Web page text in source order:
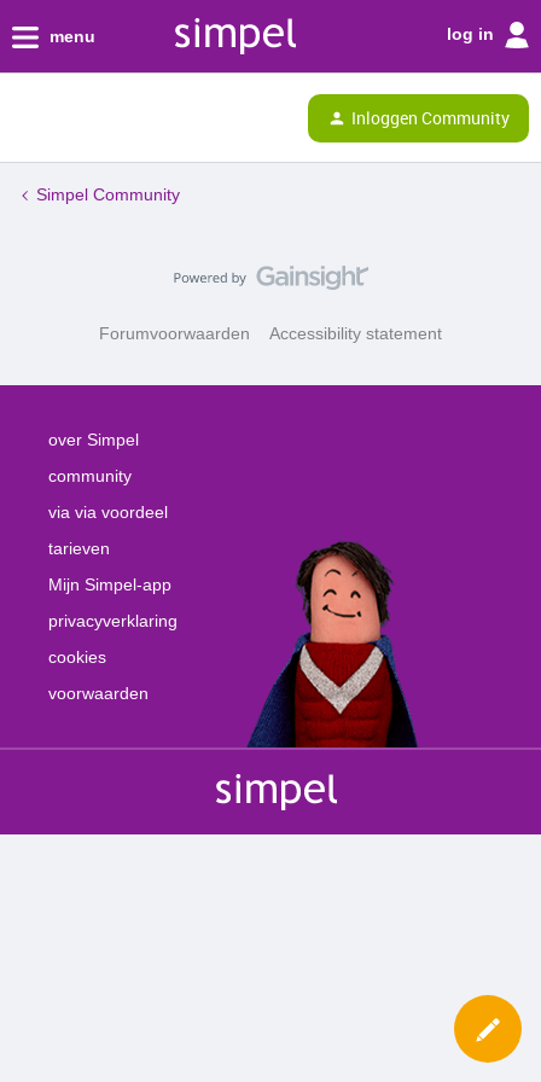
menu log in
Inloggen Community
Simpel Community
Forumvoorwaarden Accessibility statement
over Simpel
community
via via voordeel
tarieven
Mijn Simpel-app
privacyverklaring
cookies
voorwaarden